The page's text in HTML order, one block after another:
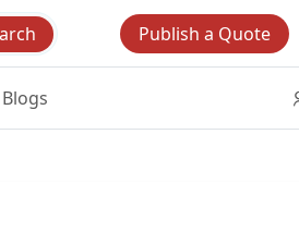
Publish a Quote
Blogs